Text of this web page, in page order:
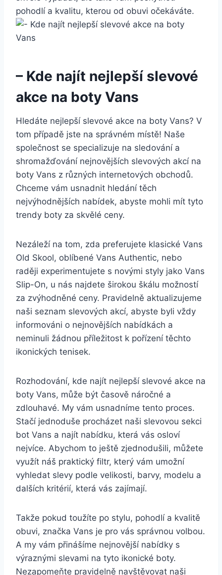
pohodlí a kvalitu, kterou od obuvi očekáváte.
– Kde najít nejlepší slevové
akce na boty Vans
Hledáte nejlepší slevové akce na boty Vans? V
tom případě jste na správném místě!⁤ Naše
společnost se ⁣specializuje na sledování⁢ a
shromažďování nejnovějších slevových akcí na
boty Vans z různých ​internetových obchodů.
Chceme vám usnadnit hledání ⁤těch
nejvýhodnějších nabídek, abyste mohli‍ mít tyto
trendy boty za skvělé‌ ceny.
Nezáleží na tom, zda preferujete klasické Vans
Old Skool, oblíbené Vans Authentic, nebo
raději experimentujete s novými styly jako Vans
Slip-On, u nás ‌najdete širokou škálu možností
za zvýhodněné ⁤ceny. Pravidelně aktualizujeme
‍naši seznam slevových akcí,‌ abyste byli vždy
informováni‍ o nejnovějších nabídkách a
neminuli žádnou příležitost k ⁢pořízení těchto
ikonických tenisek.
Rozhodování, kde najít‌ nejlepší slevové akce na
boty Vans, může být časově ​náročné a
zdlouhavé. My vám usnadníme tento proces.‍
Stačí jednoduše procházet‌ naši slevovou sekci
bot Vans a ⁣najít nabídku, která vás osloví
nejvíce. Abychom to ještě zjednodušili, můžete
využít náš praktický filtr, který vám ⁤umožní
vyhledat ​slevy podle velikosti, barvy, modelu a
dalších kritérií, která⁣ vás zajímají.
Takže pokud toužíte po stylu, ⁤pohodlí a‌ kvalitě
obuvi, značka⁣ Vans je ⁢pro⁣ vás správnou volbou.
A my vám přinášíme nejnovější nabídky s
výraznými⁢ slevami na tyto ikonické⁢ boty.
Nezapomeňte pravidelně ⁤navštěvovat naši